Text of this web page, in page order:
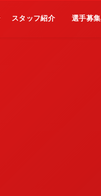
スタッフ紹介 選手募集